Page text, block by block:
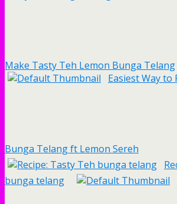
Make Tasty Teh Lemon Bunga Telang
Easiest Way
Bunga Telang ft Lemon Sereh
bunga telang